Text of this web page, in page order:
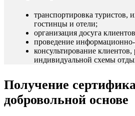
транспортировка туристов,
гостинцы и отели;
организация досуга
проведение
консультирование клиентов,
индивидуальной схемы
Получение
добровольной основе